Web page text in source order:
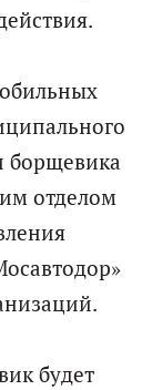
борщевика
отделом
будет